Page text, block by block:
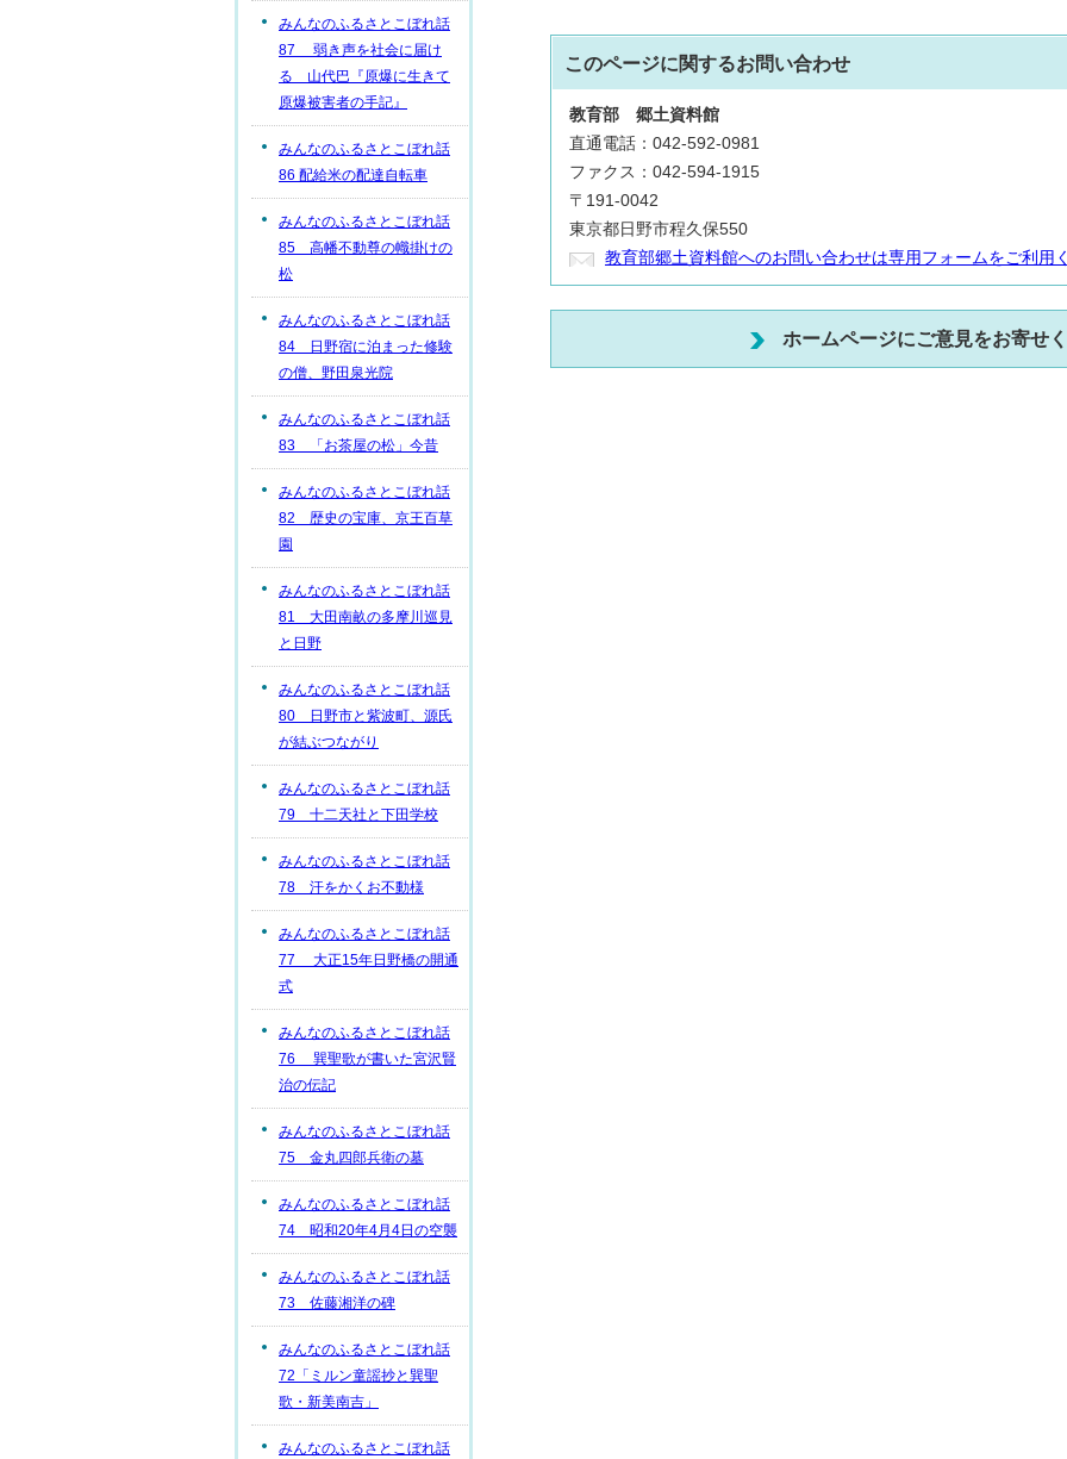
このページに関するお問い合わせ
教育部 郷土資料館
直通電話：042-592-0981
ファクス：042-594-1915
〒191-0042
東京都日野市程久保550
教育部郷土資料館へのお問い合わせは専用フォームをご利用
ホームページにご意見をお寄せ
みんなのふるさとこぼれ話
87 弱き声を社会に届け
る 山代巴『原爆に生きて
原爆被害者の手記』
みんなのふるさとこぼれ話
86 配給米の配達自転車
みんなのふるさとこぼれ話
85 高幡不動尊の幟掛けの
松
みんなのふるさとこぼれ話
84 日野宿に泊まった修験
の僧、野田泉光院
みんなのふるさとこぼれ話
83 「お茶屋の松」今昔
みんなのふるさとこぼれ話
82 歴史の宝庫、京王百草
園
みんなのふるさとこぼれ話
81 大田南畝の多摩川巡見
と日野
みんなのふるさとこぼれ話
80 日野市と紫波町、源氏
が結ぶつながり
みんなのふるさとこぼれ話
79 十二天社と下田学校
みんなのふるさとこぼれ話
78 汗をかくお不動様
みんなのふるさとこぼれ話
77 大正15年日野橋の開通
式
みんなのふるさとこぼれ話
76 巽聖歌が書いた宮沢賢
治の伝記
みんなのふるさとこぼれ話
75 金丸四郎兵衛の墓
みんなのふるさとこぼれ話
74 昭和20年4月4日の空襲
みんなのふるさとこぼれ話
73 佐藤湘洋の碑
みんなのふるさとこぼれ話
72「ミルン童謡抄と巽聖
歌・新美南吉」
みんなのふるさとこぼれ話